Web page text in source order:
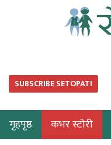
SUBSCRIBE SETOPATI
गृहपृष्ठ कभर स्टोरी